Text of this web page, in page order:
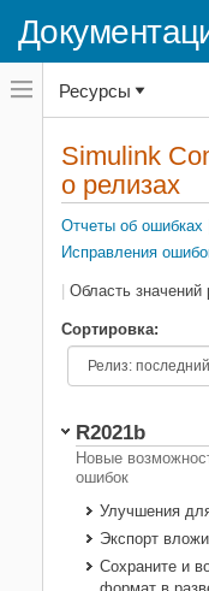
Переключатель
навигационного
меню
переключатель
навигационного
Информация о релизах
Simulink Compiler
Вопросы совместимости
Несовместимости
Ресурсы
Simulink
о релизах
Отчеты об ошибках
Исправления
Область значений
Сортировка:
R2021b
Новые
ошибок
Улучшения
Экспорт
Сохраните и